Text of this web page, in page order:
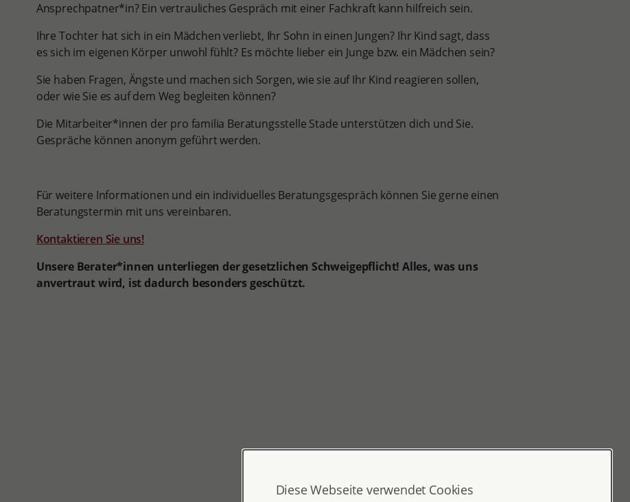
Ansprechpatner*in? Ein vertrauliches Gespräch mit einer Fachkraft kann hilfreich sein.
Ihre Tochter hat sich in ein Mädchen verliebt, Ihr Sohn in einen Jungen? Ihr Kind sagt, dass
es sich im eigenen Körper unwohl fühlt? Es möchte lieber ein Junge bzw. ein Mädchen sein?
Sie haben Fragen, Ängste und machen sich Sorgen, wie sie auf Ihr Kind reagieren sollen,
oder wie Sie es auf dem Weg begleiten können?
Die Mitarbeiter*innen der pro familia Beratungsstelle Stade unterstützen dich und Sie.
Gespräche können anonym geführt werden.
Für weitere Informationen und ein individuelles Beratungsgespräch können Sie gerne einen
Beratungstermin mit uns vereinbaren.
Kontaktieren Sie uns!
Unsere Berater*innen unterliegen der gesetzlichen Schweigepflicht! Alles, was uns
anvertraut wird, ist dadurch besonders geschützt.
Diese Webseite verwendet Cookies